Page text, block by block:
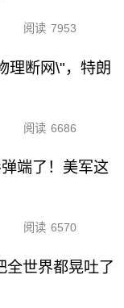
阅读 7953
理断网\"，特朗
阅读 6686
端了！美军这
阅读 6570
全世界都晃吐了